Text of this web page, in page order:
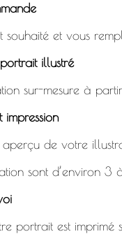
souhaité et vous
illustré
sur-mesure à
de votre
sont d’environ 3
portrait est imprimé